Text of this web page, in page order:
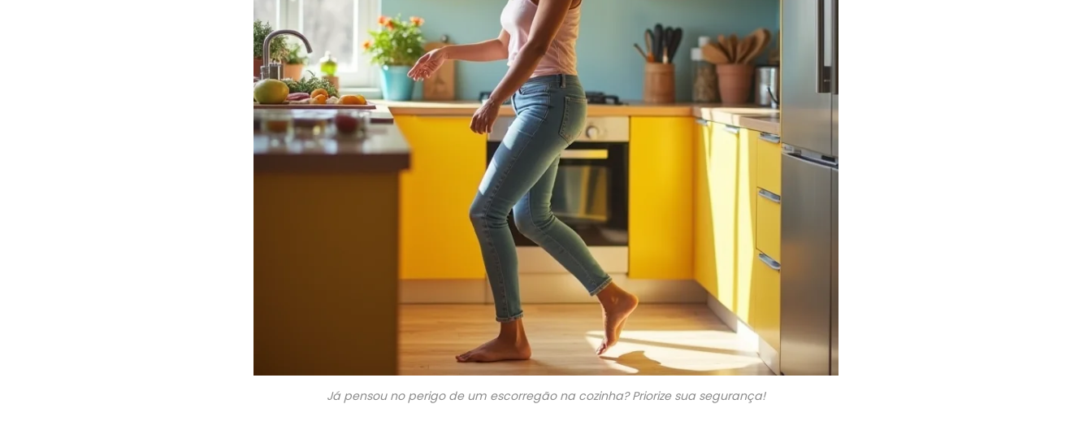
Já pensou no perigo de um escorregão na cozinha? Priorize sua segurança!